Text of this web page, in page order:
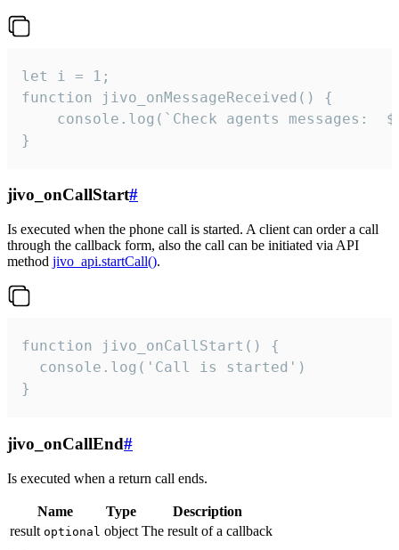
let i = 1;
function jivo_onMessageReceived() {
}
jivo_onCallStart#
Is executed when the phone call is started. A client can order a call
through the callback form, also the call can be initiated via API
method jivo_api.startCall().
function jivo_onCallStart() {
  console.log('Call is started')
}
jivo_onCallEnd#
Is executed when a return call ends.
Name Type
Description
result optional object The result of a callback